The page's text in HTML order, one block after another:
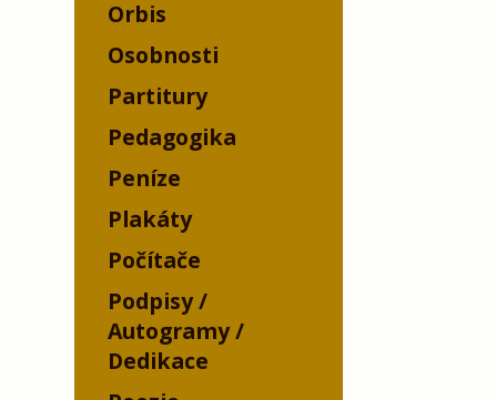
Orbis
Osobnosti
Partitury
Pedagogika
Peníze
Plakáty
Počítače
Podpisy /
Autogramy /
Dedikace